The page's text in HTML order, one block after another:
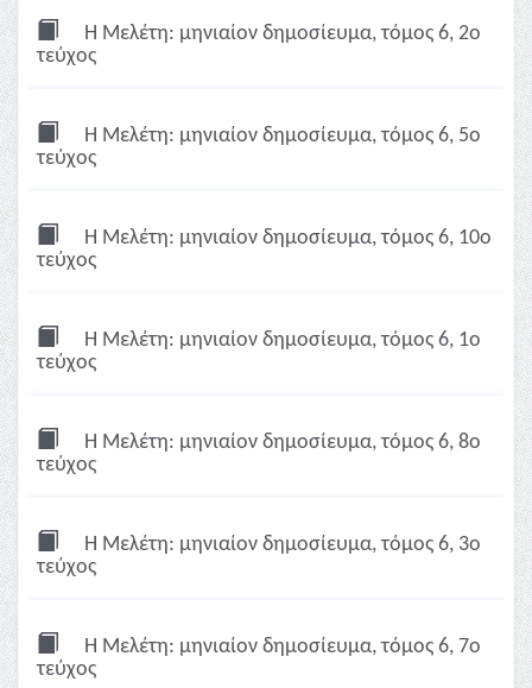
Η Μελέτη: μηνιαίον δημοσίευμα, τόμος 6, 2ο
τεύχος
Η Μελέτη: μηνιαίον δημοσίευμα, τόμος 6, 5ο
τεύχος
Η Μελέτη: μηνιαίον δημοσίευμα, τόμος 6, 10ο
τεύχος
Η Μελέτη: μηνιαίον δημοσίευμα, τόμος 6, 1ο
τεύχος
Η Μελέτη: μηνιαίον δημοσίευμα, τόμος 6, 8ο
τεύχος
Η Μελέτη: μηνιαίον δημοσίευμα, τόμος 6, 3ο
τεύχος
Η Μελέτη: μηνιαίον δημοσίευμα, τόμος 6, 7ο
τεύχος